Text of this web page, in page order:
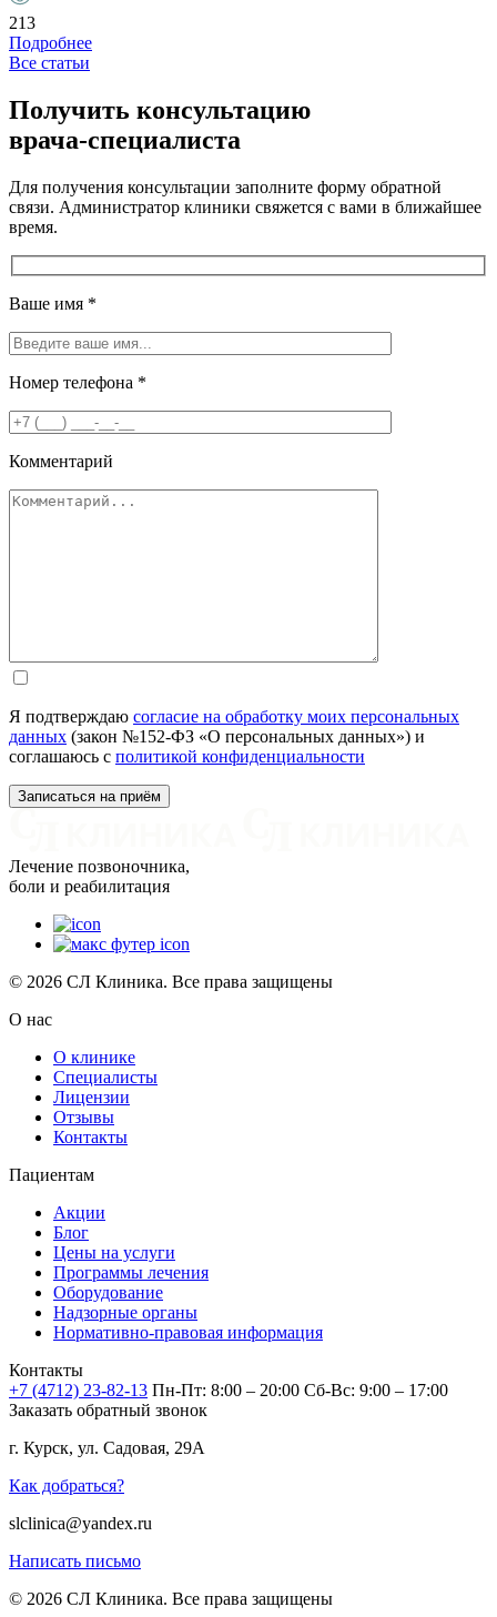
213
Подробнее
Все статьи
Получить консультацию
врача-специалиста
Для получения консультации заполните форму обратной
связи. Администратор клиники свяжется с вами в ближайшее
время.
Ваше имя *
Номер телефона *
Комментарий
Я подтверждаю согласие на обработку моих персональных
данных (закон №152-ФЗ «О персональных данных») и
соглашаюсь с политикой конфиденциальности
Лечение позвоночника,
боли и реабилитация
© 2026 СЛ Клиника. Все права защищены
О нас
О клинике
Специалисты
Лицензии
Отзывы
Контакты
Пациентам
Акции
Блог
Цены на услуги
Программы лечения
Оборудование
Надзорные органы
Нормативно-правовая информация
Контакты
+7 (4712) 23-82-13 Пн-Пт: 8:00 – 20:00 Сб-Вс: 9:00 – 17:00
Заказать обратный звонок
г. Курск, ул. Садовая, 29А
Как добраться?
slclinica@yandex.ru
Написать письмо
© 2026 СЛ Клиника. Все права защищены